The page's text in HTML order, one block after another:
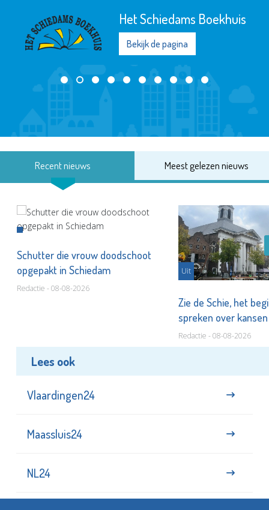
Het Schiedams Boekhuis
Bekijk de pagina
Recent nieuws Meest gelezen nieuws
Schutter die vrouw doodschoot
opgepakt in Schiedam
Redactie - 08-08-2026
Uit
Zie de Schie, het
spreken over
Redactie - 08-08-2026
Lees ook
Vlaardingen24
Maassluis24
NL24